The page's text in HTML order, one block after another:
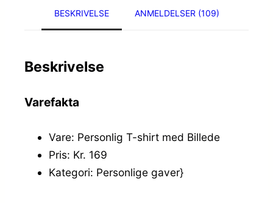
BESKRIVELSE ANMELDELSER (109)
Beskrivelse
Varefakta
Vare: Personlig T-shirt med Billede
Pris: Kr. 169
Kategori: Personlige gaver}